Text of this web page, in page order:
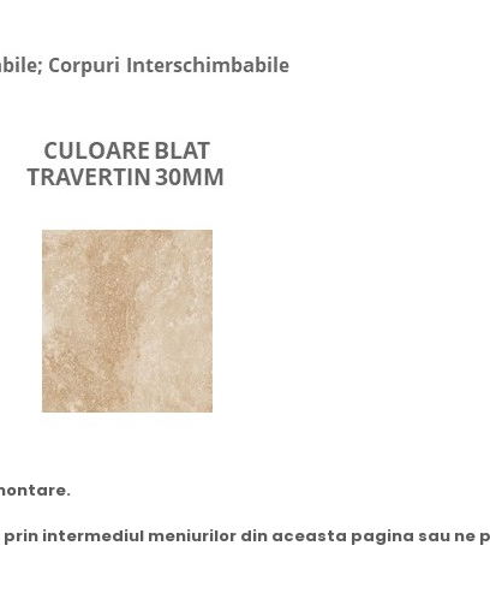
intermediul meniurilor din aceasta pagina sau ne